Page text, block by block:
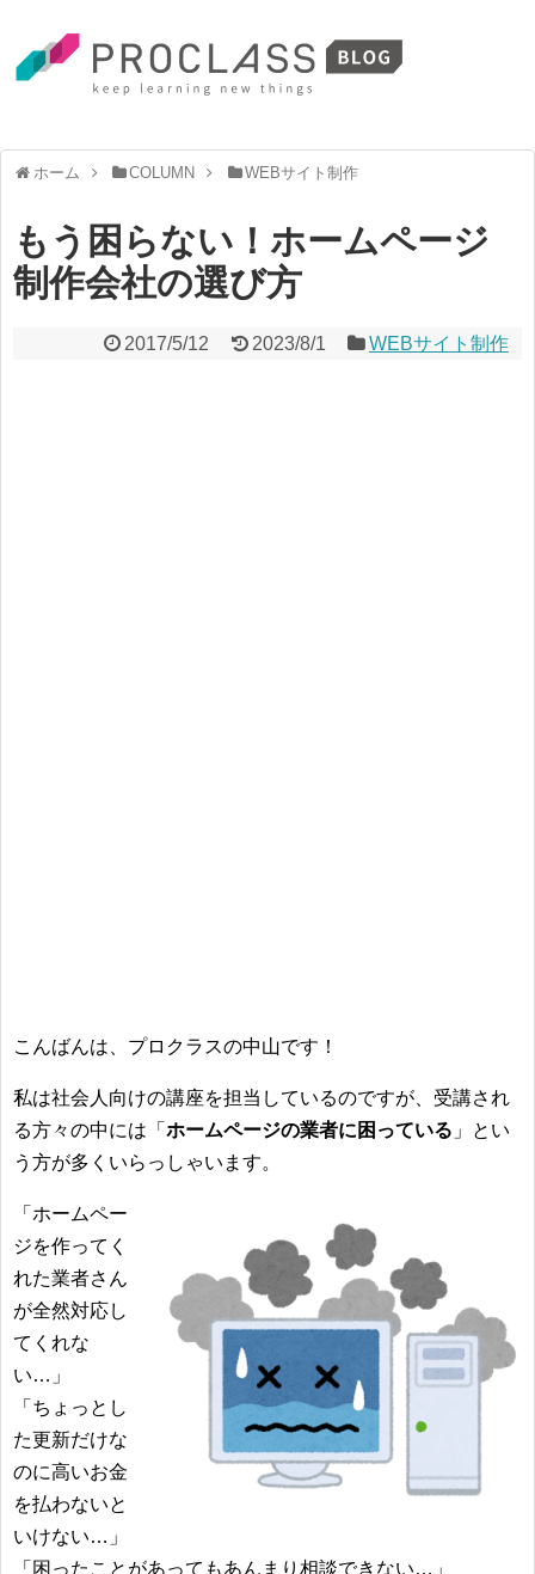
ホーム COLUMN WEBサイト制作
もう困らない！ホームページ
制作会社の選び方
2017/5/12 2023/8/1 WEBサイト制作
こんばんは、プロクラスの中山です！
私は社会人向けの講座を担当しているのですが、受講され
る方々の中には「 ホームページの業者に困っている 」とい
う方が多くいらっしゃいます。
「ホームペー
ジを作ってく
れた業者さん
が全然対応し
てくれな
い…」
「ちょっとし
た更新だけな
のに高いお金
を払わないと
いけない…」
「困ったことがあってもあんまり相談できない…」